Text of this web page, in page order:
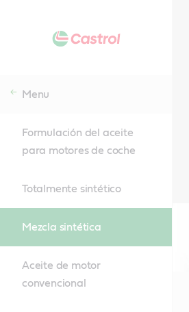
Menu
Formulación del aceite
para motores de coche
Totalmente sintético
Mezcla sintética
Aceite de motor
convencional